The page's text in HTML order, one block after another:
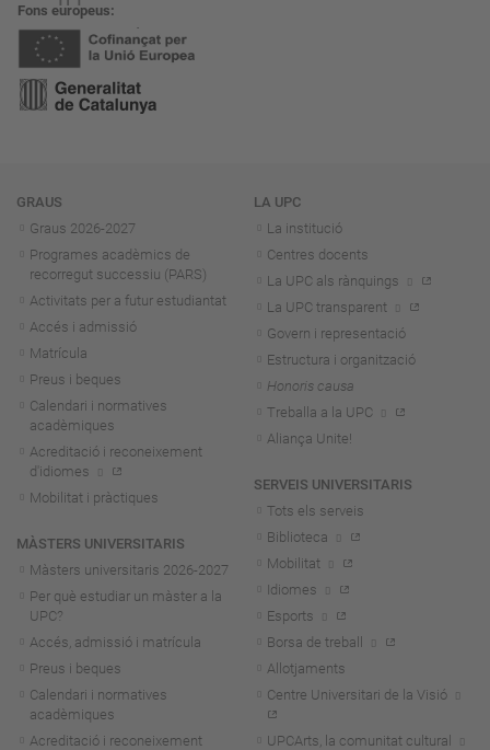
Fons europeus
Navegació
GRAUS
Graus 2026-2027
Programes acadèmics de
recorregut successiu (PARS)
Activitats per a futur estudiantat
Accés i admissió
Matrícula
Preus i beques
Calendari i normatives
acadèmiques
Acreditació i reconeixement
d'idiomes
Mobilitat i pràctiques
MÀSTERS UNIVERSITARIS
Màsters universitaris 2026-2027
Per què estudiar un màster a la
UPC?
Accés, admissió i matrícula
Preus i beques
Calendari i normatives
acadèmiques
Acreditació i reconeixement
LA UPC
La institució
Centres docents
La UPC als rànquings
La UPC transparent
Govern i representació
Estructura i organització
Honoris causa
Treballa a la UPC
Aliança Unite!
SERVEIS UNIVERSITARIS
Tots els serveis
Biblioteca
Mobilitat
Idiomes
Esports
Borsa de treball
Allotjaments
Centre Universitari de la Visió
UPCArts, la comunitat cultural